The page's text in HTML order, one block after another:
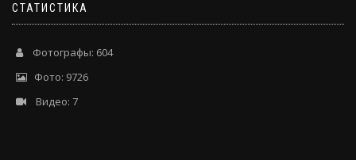
СТАТИСТИКА
Фотографы: 604
Фото: 9726
Видео: 7